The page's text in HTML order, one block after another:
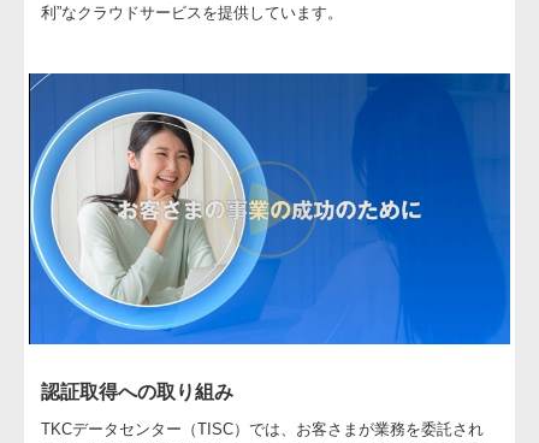
利”なクラウドサービスを提供しています。
認証取得への取り組み
TKCデータセンター（TISC）では、お客さまが業務を委託され